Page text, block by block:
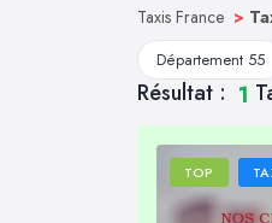
Taxis France >
Département 55
Résultat : 1
TOP